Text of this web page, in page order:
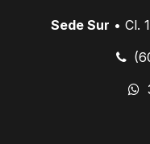
Sede Sur • Cl.